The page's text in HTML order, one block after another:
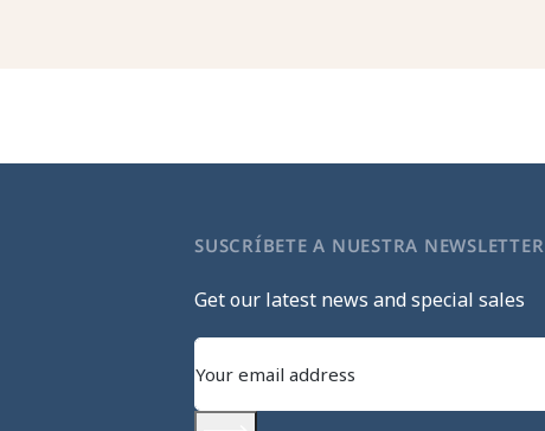
SUSCRÍBETE A NUESTRA NEWSLETTER
Get our latest news and special sales